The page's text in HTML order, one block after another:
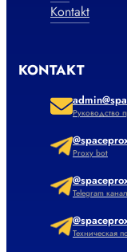
Kontakt
KONTAKT
Руководство
Proxy bot
Telegram канал
Техническая